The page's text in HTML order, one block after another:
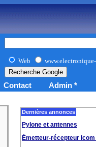
Web
Contact Admin *
Dernières annonces
Pylone et antennes
Émetteur-récepteur Icom